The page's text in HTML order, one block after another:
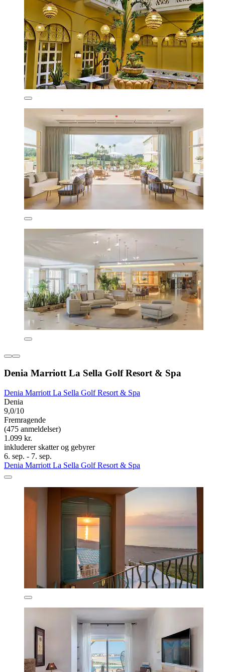
Denia Marriott La Sella Golf Resort & Spa
Denia Marriott La Sella Golf Resort & Spa
Denia
9,0/10
Fremragende
(475 anmeldelser)
1.099 kr.
inkluderer skatter og gebyrer
6. sep. - 7. sep.
Denia Marriott La Sella Golf Resort & Spa